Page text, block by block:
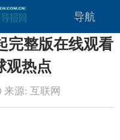
导航
完整版在线观看
观热点
来源: 互联网